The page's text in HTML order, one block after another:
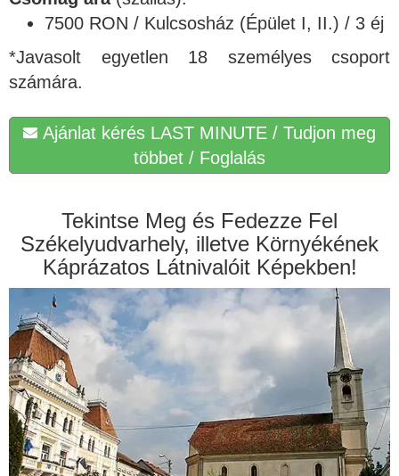
7500 RON / Kulcsosház (Épület I, II.) / 3 éj
*Javasolt egyetlen 18 személyes csoport
számára.
Ajánlat kérés LAST MINUTE / Tudjon meg
többet / Foglalás
Tekintse Meg és Fedezze Fel
Székelyudvarhely, illetve Környékének
Káprázatos Látnivalóit Képekben!